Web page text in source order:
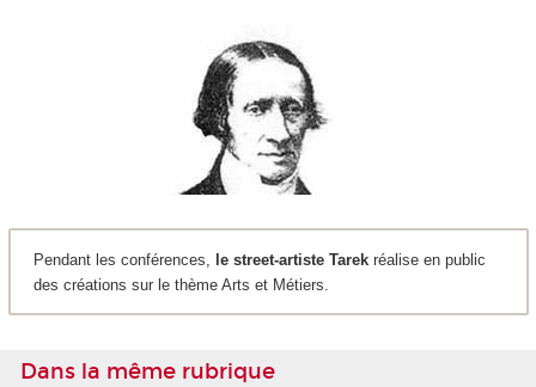
Pendant les conférences, le street-artiste Tarekréalise en public
des créations sur le thème Arts et Métiers.
Dans la même rubrique